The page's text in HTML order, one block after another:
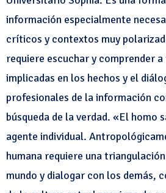
información especialmente
críticos y contextos muy
requiere escuchar y comprender
implicadas en los hechos y el
profesionales de la información
búsqueda de la verdad. «El homo
agente individual.
humana requiere una
mundo y dialogar con los demás,